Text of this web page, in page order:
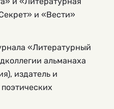
и «Вести»
«Литературный
альманаха
издатель и